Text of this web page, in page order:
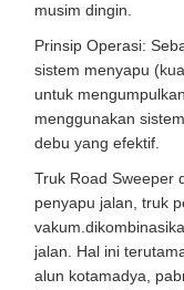
musim dingin.
Prinsip Operasi:
sistem menyapu
untuk
menggunakan
debu yang efektif.
Truk Road Sweeper
penyapu jalan, truk
jalan. Hal ini
alun kotamadya,